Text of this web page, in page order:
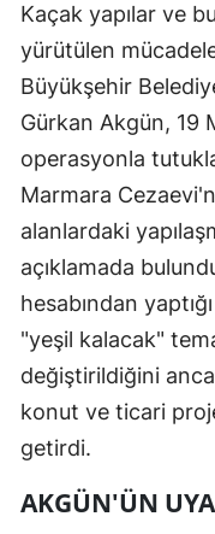
Kaçak yapılar ve
yürütülen
Büyükşehir
Gürkan Akgün, 19
operasyonla
Marmara
alanlardaki
açıklamada
hesabından
"yeşil kalacak"
değiştirildiğini
konut ve ticari
getirdi.
AKGÜN'ÜN